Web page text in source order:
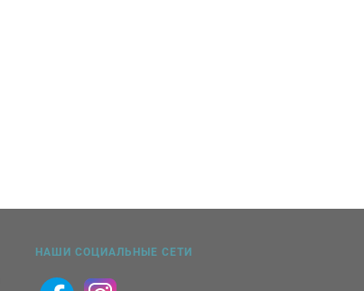
НАШИ СОЦИАЛЬНЫЕ СЕТИ